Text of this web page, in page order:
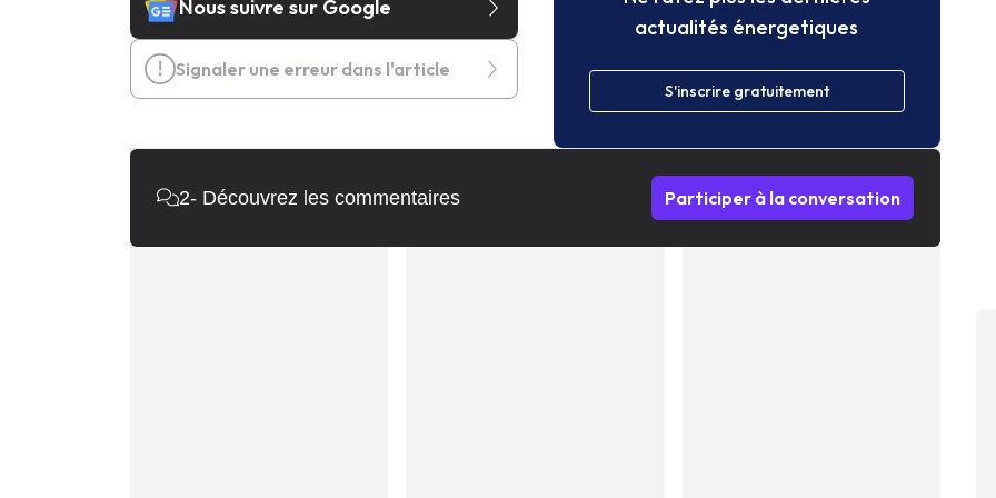
Nous suivre sur Google
Signaler une erreur dans l'article
actualités énergetiques
S'inscrire gratuitement
2- Découvrez les commentaires Participer à la conversation